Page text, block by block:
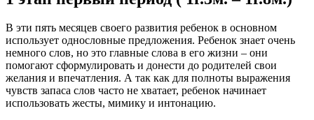
В эти пять месяцев своего развития ребенок в основном
использует однословные предложения. Ребенок знает очень
немного слов, но это главные слова в его жизни – они
помогают сформулировать и донести до родителей свои
желания и впечатления. А так как для полноты выражения
чувств запаса слов часто не хватает, ребенок начинает
использовать жесты, мимику и интонацию.